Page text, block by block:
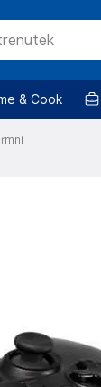
& Cook